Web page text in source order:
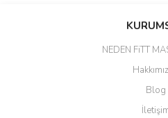
NEDEN FiTT
Blog